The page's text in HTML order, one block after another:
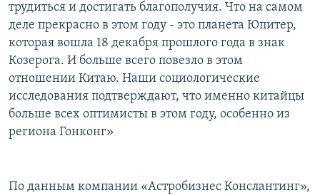
трудиться и достигать благополучия. Что на самом
деле прекрасно в этом году - это планета Юпитер,
которая вошла 18 декабря прошлого года в знак
Козерога. И больше всего повезло в этом
отношении Китаю. Наши социологические
исследования подтверждают, что именно китайцы
больше всех оптимисты в этом году, особенно из
региона Гонконг»
По данным компании «Астробизнес Конслантинг»,